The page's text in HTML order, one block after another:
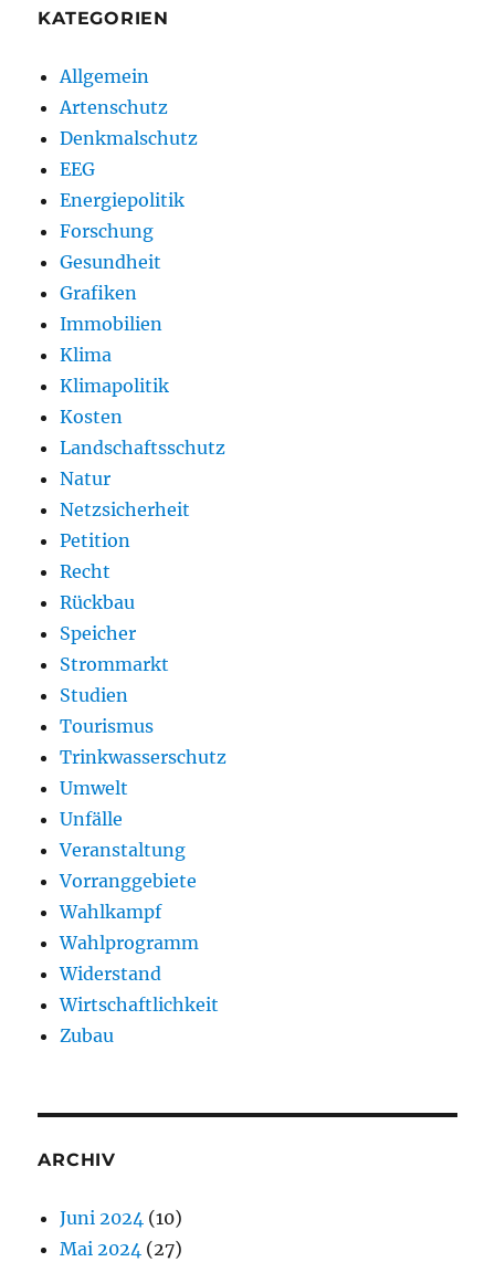
KATEGORIEN
Allgemein
Artenschutz
Denkmalschutz
EEG
Energiepolitik
Forschung
Gesundheit
Grafiken
Immobilien
Klima
Klimapolitik
Kosten
Landschaftsschutz
Natur
Netzsicherheit
Petition
Recht
Rückbau
Speicher
Strommarkt
Studien
Tourismus
Trinkwasserschutz
Umwelt
Unfälle
Veranstaltung
Vorranggebiete
Wahlkampf
Wahlprogramm
Widerstand
Wirtschaftlichkeit
Zubau
ARCHIV
Juni 2024 (10)
Mai 2024 (27)